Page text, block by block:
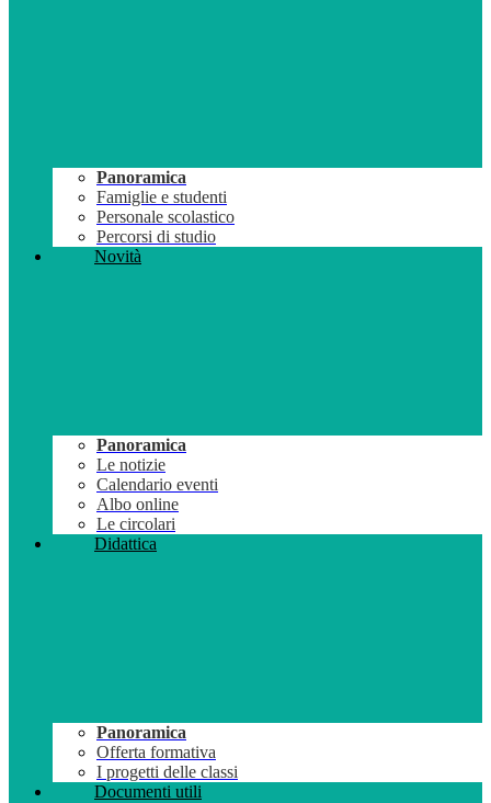
Panoramica
Famiglie e studenti
Personale scolastico
Percorsi di studio
Novità
Panoramica
Le notizie
Calendario eventi
Albo online
Le circolari
Didattica
Panoramica
Offerta formativa
I progetti delle classi
Documenti utili